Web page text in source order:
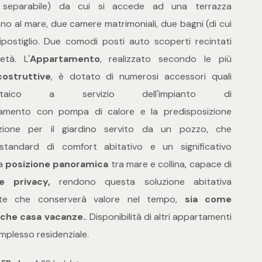
separabile) da cui si accede ad una terrazza
al mare, due camere matrimoniali, due bagni (di cui
Due comodi posti auto scoperti recintati
L'Appartamento, realizzato secondo le più
, è dotato di numerosi accessori quali
a servizio dell'impianto di
con pompa di calore e la predisposizione
per il giardino servito da un pozzo, che
di comfort abitativo e un significativo
posizione panoramica tra mare e collina, capace di
privacy,rendono questa soluzione abitativa
che conserverà
valore nel tempo, sia come
casa vacanze.. Disponibilità di altri appartamenti
residenziale.